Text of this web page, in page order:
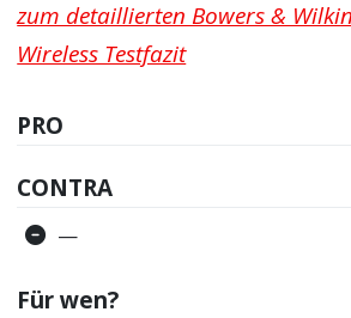
zum detaillierten Bowers &
Wireless Testfazit
PRO
CONTRA
—
Für wen?